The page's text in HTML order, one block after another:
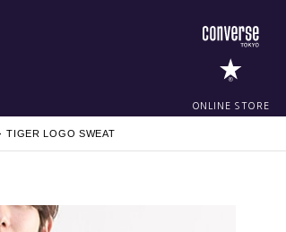
ONLINE STORE
TIGER LOGO SWEAT